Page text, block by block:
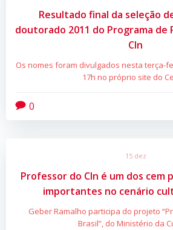
Resultado final da seleção
doutorado 2011 do Programa de
CIn
Os nomes foram divulgados nesta terça-
17h no próprio site do
0
15 dez
Professor do CIn é um dos cem
importantes no cenário
Geber Ramalho participa do projeto
Brasil”, do Ministério da